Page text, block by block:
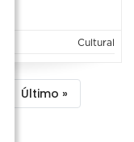
Cultural
Última
Último »